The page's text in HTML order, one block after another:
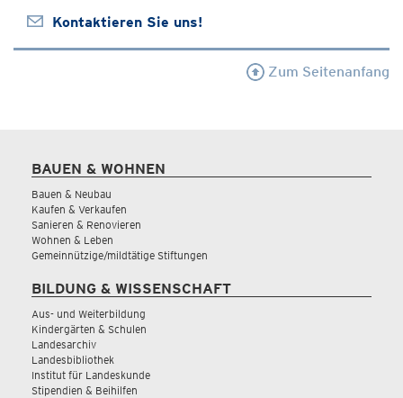
Kontaktieren Sie uns!
Zum Seitenanfang
BAUEN & WOHNEN
Bauen & Neubau
Kaufen & Verkaufen
Sanieren & Renovieren
Wohnen & Leben
Gemeinnützige/mildtätige Stiftungen
BILDUNG & WISSENSCHAFT
Aus- und Weiterbildung
Kindergärten & Schulen
Landesarchiv
Landesbibliothek
Institut für Landeskunde
Stipendien & Beihilfen